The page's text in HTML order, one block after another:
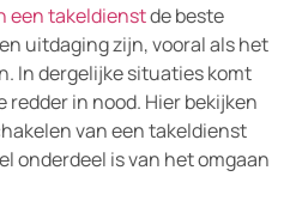
een takeldienstde beste
uitdaging zijn, vooral als het
In dergelijke situaties komt
in nood. Hier bekijken
van een takeldienst
onderdeel is van het omgaan